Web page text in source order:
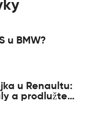
u BMW?
u Renaultu:
a prodlužte